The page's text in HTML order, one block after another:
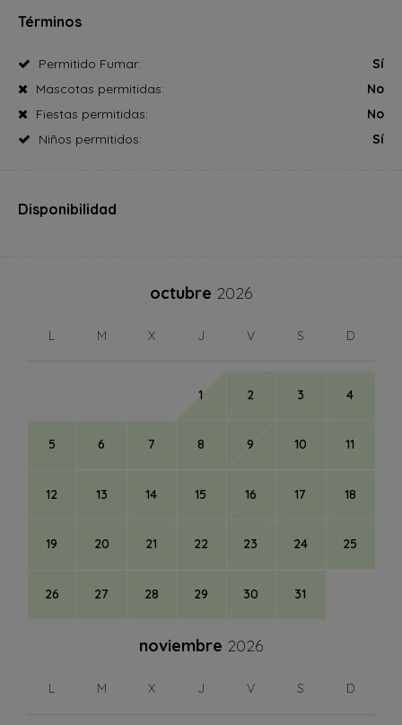
Términos
Permitido Fumar:
Sí
Mascotas permitidas:
No
Fiestas permitidas:
No
Niños permitidos:
Sí
Disponibilidad
octubre 2026
L M X J V S D
1 2 3 4
5 6 7 8 9 10 11
12 13 14 15 16 17 18
19 20 21 22 23 24 25
26 27 28 29 30 31
noviembre 2026
L M X J V S D